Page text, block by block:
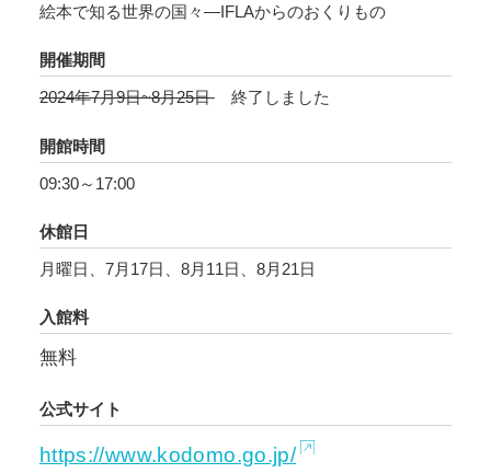
絵本で知る世界の国々―IFLAからのおくりもの
開催期間
2024年7月9日~8月25日
終了しました
開館時間
09:30～17:00
休館日
月曜日、7月17日、8月11日、8月21日
入館料
無料
公式サイト
https://www.kodomo.go.jp/